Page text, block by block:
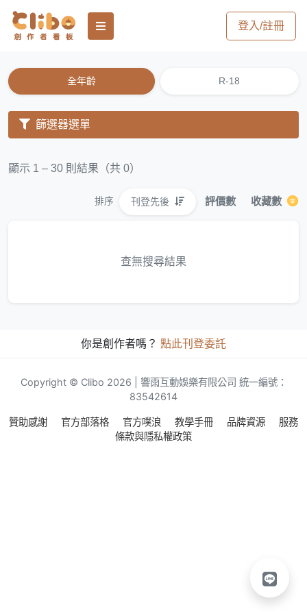
登入/註冊
全年齡 R-18
篩選器選單
顯示 1 – 30 則結果（共 0）
排序 刊登先後 評價數 收藏數
查無搜尋結果
你是創作者嗎？ 點此刊登委託
Copyright © Clibo 2026 | 響雨互動娛樂有限公司 統一編號：
83542614
贊助感謝 官方部落格 官方噗浪 教學手冊 品牌資源
服務
條款與隱私權政策